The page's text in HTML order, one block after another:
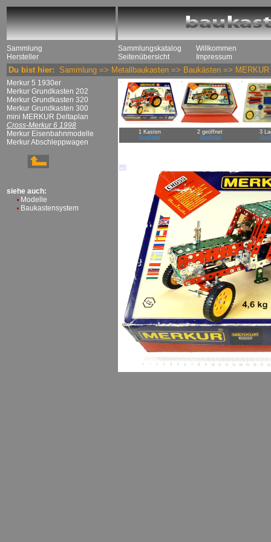
Sammlung
Hersteller
Sammlungskatalog
Seitenübersicht
Willkommen
Impressum
Du bist hier: Sammlung => Metallbaukasten => Baukästen => MERKUR
Merkur 5 1930er
Merkur Grundkasten 202
Merkur Grundkasten 320
Merkur Grundkasten 300
mini MERKUR Deltaplan
Cross-Merkur 6 1998
Merkur Eisenbahnmodelle
Merkur Abschleppwagen
siehe auch:
Modelle
Baukastensystem
1 Kasten
Großbild
2 geöffnet
Großbild
3